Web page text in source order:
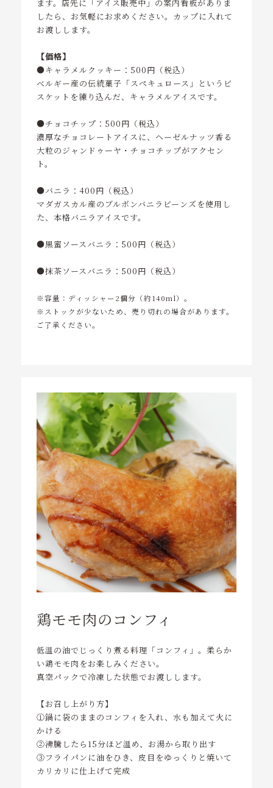
ます。店先に「アイス販売中」の案内看板がありま
したら、お気軽にお求めください。カップに入れて
お渡しします。
【価格】
●キャラメルクッキー：500円（税込）
ベルギー産の伝統菓子「スペキュロース」というビ
スケットを練り込んだ、キャラメルアイスです。
●チョコチップ：500円（税込）
濃厚なチョコレートアイスに、ヘーゼルナッツ香る
大粒のジャンドゥーヤ・チョコチップがアクセン
ト。
●バニラ：400円（税込）
マダガスカル産のブルボンバニラビーンズを使用し
た、本格バニラアイスです。
●黒蜜ソースバニラ：500円（税込）
●抹茶ソースバニラ：500円（税込）
※容量：ディッシャー2個分（約140ml）。
※ストックが少ないため、売り切れの場合があります。
ご了承ください。
鶏モモ肉のコンフィ
低温の油でじっくり煮る料理「コンフィ」。柔らか
い鶏モモ肉をお楽しみください。
真空パックで冷凍した状態でお渡しします。
【お召し上がり方】
①鍋に袋のままのコンフィを入れ、水も加えて火に
かける
②沸騰したら15分ほど温め、お湯から取り出す
③フライパンに油をひき、皮目をゆっくりと焼いて
カリカリに仕上げて完成